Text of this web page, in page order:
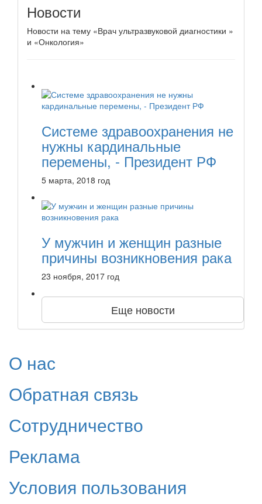
Новости
Новости на тему «Врач ультразвуковой диагностики »
и «Онкология»
Системе здравоохранения не
нужны кардинальные
перемены, - Президент РФ
5 марта, 2018 год
У мужчин и женщин разные
причины возникновения рака
23 ноября, 2017 год
Еще новости
О нас
Обратная связь
Сотрудничество
Реклама
Условия пользования